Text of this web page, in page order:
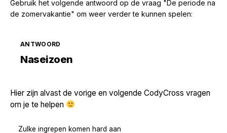
Gebruik het volgende antwoord op de vraag "De periode na
de zomervakantie" om weer verder te kunnen spelen:
ANTWOORD
Naseizoen
Hier zijn alvast de vorige en volgende CodyCross vragen
om je te helpen
Zulke ingrepen komen hard aan